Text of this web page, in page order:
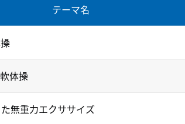
テーマ名
体操
無重力エクササイズ